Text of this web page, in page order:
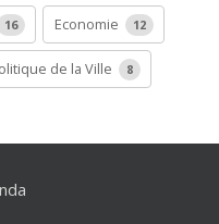
16 Economie 12
de la Ville 8